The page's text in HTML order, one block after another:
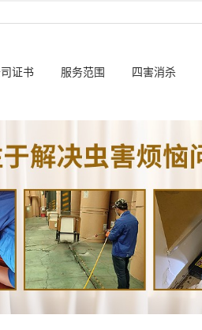
证书 服务范围 四害消杀